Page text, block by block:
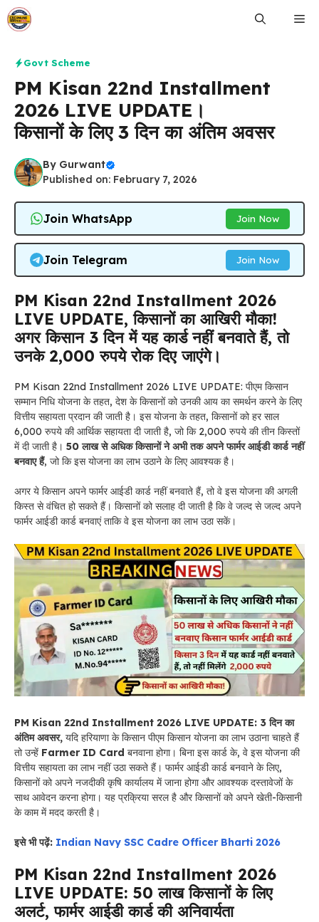
Skip
to
Govt Scheme
PM Kisan 22nd Installment
2026 LIVE UPDATE।
किसानों के लिए 3 दिन का अंतिम अवसर
By Gurwant
Published on: February 7, 2026
Join WhatsApp Join Now
Join Telegram Join Now
PM Kisan 22nd Installment 2026
LIVE UPDATE,किसानोंका आखिरी मौका!
अगर किसान 3 दिन में यह कार्ड नहीं बनवाते हैं, तो
उनके 2,000 रुपये रोक दिए जाएंगे।
PM Kisan 22nd Installment 2026 LIVE UPDATE: पीएम किसान
सम्मान निधि योजना के तहत, देश के किसानों को उनकी आय का समर्थन करने के लिए
वित्तीय सहायता प्रदान की जाती है। इस योजना के तहत, किसानों को हर साल
6,000 रुपये की आर्थिक सहायता दी जाती है, जो कि 2,000 रुपये की तीन किस्तों
में दी जाती है। 50 लाख से अधिक किसानों ने अभी तक अपने फार्मर आईडी कार्ड नहीं
बनवाए हैं, जो कि इस योजना का लाभ उठाने के लिए आवश्यक है।
अगर ये किसान अपने फार्मर आईडी कार्ड नहीं बनवाते हैं, तो वे इस योजना की अगली
किस्त से वंचित हो सकते हैं। किसानों को सलाह दी जाती है कि वे जल्द से जल्द अपने
फार्मर आईडी कार्ड बनवाएं ताकि वे इस योजना का लाभ उठा सकें।
PM Kisan 22nd Installment 2026 LIVE UPDATE: 3 दिन का
अंतिम अवसर, यदि हरियाणा के किसान पीएम किसान योजना का लाभ उठाना चाहते हैं
तो उन्हें Farmer ID Card बनवाना होगा। बिना इस कार्ड के, वे इस योजना की
वित्तीय सहायता का लाभ नहीं उठा सकते हैं। फार्मर आईडी कार्ड बनवाने के लिए,
किसानों को अपने नजदीकी कृषि कार्यालय में जाना होगा और आवश्यक दस्तावेजों के
साथ आवेदन करना होगा। यह प्रक्रिया सरल है और किसानों को अपने खेती-किसानी
के काम में मदद करती है।
इसे भी पढ़ें: Indian Navy SSC Cadre Officer Bharti 2026
PM Kisan 22nd Installment 2026
LIVE UPDATE: 50 लाख किसानों के लिए
अलर्ट, फार्मर आईडी कार्ड की अनिवार्यता